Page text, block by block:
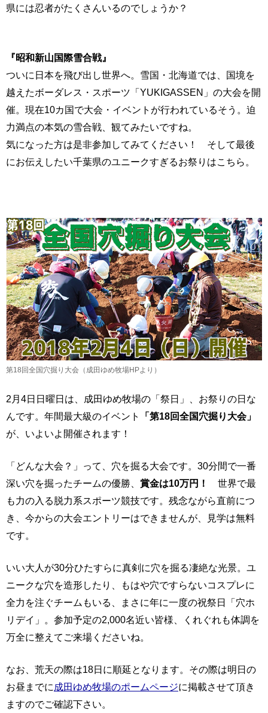
県には忍者がたくさんいるのでしょうか？
『昭和新山国際雪合戦』
ついに日本を飛び出し世界へ。雪国・北海道では、国境を
越えたボーダレス・スポーツ「YUKIGASSEN」の大会を開
催。現在10カ国で大会・イベントが行われているそう。迫
力満点の本気の雪合戦、観てみたいですね。
気になった方は是非参加してみてください！ そして最後
にお伝えしたい千葉県のユニークすぎるお祭りはこちら。
第18回全国穴掘り大会（成田ゆめ牧場HPより）
2月4日日曜日は、成田ゆめ牧場の「祭日」、お祭りの日な
んです。年間最大級のイベント
「第18回全国穴掘り大会」
が、いよいよ開催されます！
「どんな大会？」って、穴を掘る大会です。30分間で一番
深い穴を掘ったチームの優勝、 賞金は10万円！
世界で最
も力の入る脱力系スポーツ競技です。残念ながら直前につ
き、今からの大会エントリーはできませんが、見学は無料
です。
いい大人が30分ひたすらに真剣に穴を掘る凄絶な光景。ユ
ニークな穴を造形したり、もはや穴ですらないコスプレに
全力を注ぐチームもいる、まさに年に一度の祝祭日「穴ホ
リデイ」。参加予定の2,000名近い皆様、くれぐれも体調を
万全に整えてご来場くださいね。
なお、荒天の際は18日に順延となります。その際は明日の
お昼までに 成田ゆめ牧場のポームページに掲載させて頂き
ますのでご確認下さい。